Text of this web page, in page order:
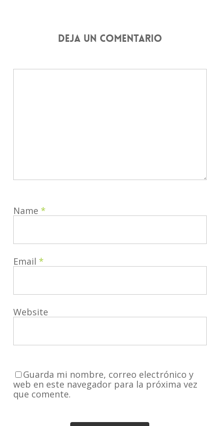
Deja un comentario
Name *
Email *
Website
Guarda mi nombre, correo electrónico y
web en este navegador para la próxima vez
que comente.